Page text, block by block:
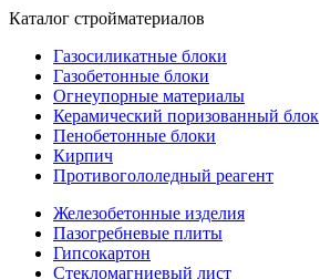
Каталог стройматериалов
Газосиликатные блоки
Газобетонные блоки
Огнеупорные материалы
Керамический поризованный блок
Пенобетонные блоки
Кирпич
Противогололедный реагент
Железобетонные изделия
Пазогребневые плиты
Гипсокартон
Стекломагниевый лист